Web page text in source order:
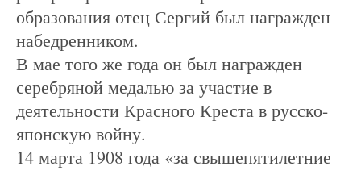
образования отец Сергий был награжден
набедренником.
В мае того же года он был награжден
серебряной медалью за участие в
деятельности Красного Креста в русско-
японскую войну.
14 марта 1908 года «за свышепятилетние